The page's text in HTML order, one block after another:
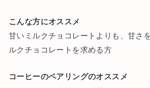
こんな方にオススメ
甘いミルクチョコレートよりも、甘さ
ルクチョコレートを求める方
コーヒーのペアリングのオススメ